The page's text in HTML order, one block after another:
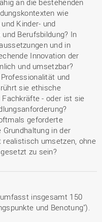
an die bestehenden
wie
Kinder- und
Berufsbildung? In
und in
Innovation der
und umsetzbar?
und
sie ethische
Fachkräfte - oder ist sie
geforderte
in der
umsetzen, ohne
zu sein?
insgesamt 150
und Benotung").